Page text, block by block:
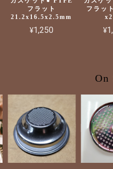
フラット
21.2x16.5x2.5mm
¥1,250
フラッ
On